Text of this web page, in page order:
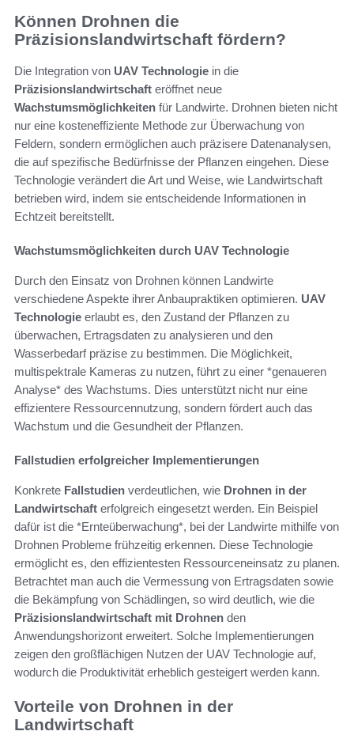
Können Drohnen die
Präzisionslandwirtschaft fördern?
Die Integration von UAV Technologie in die
Präzisionslandwirtschaft eröffnet neue
Wachstumsmöglichkeiten für Landwirte. Drohnen bieten nicht
nur eine kosteneffiziente Methode zur Überwachung von
Feldern, sondern ermöglichen auch präzisere Datenanalysen,
die auf spezifische Bedürfnisse der Pflanzen eingehen. Diese
Technologie verändert die Art und Weise, wie Landwirtschaft
betrieben wird, indem sie entscheidende Informationen in
Echtzeit bereitstellt.
Wachstumsmöglichkeiten durch UAV Technologie
Durch den Einsatz von Drohnen können Landwirte
verschiedene Aspekte ihrer Anbaupraktiken optimieren. UAV
Technologie erlaubt es, den Zustand der Pflanzen zu
überwachen, Ertragsdaten zu analysieren und den
Wasserbedarf präzise zu bestimmen. Die Möglichkeit,
multispektrale Kameras zu nutzen, führt zu einer *genaueren
Analyse* des Wachstums. Dies unterstützt nicht nur eine
effizientere Ressourcennutzung, sondern fördert auch das
Wachstum und die Gesundheit der Pflanzen.
Fallstudien erfolgreicher Implementierungen
Konkrete Fallstudien verdeutlichen, wie Drohnen in der
Landwirtschaft erfolgreich eingesetzt werden. Ein Beispiel
dafür ist die *Ernteüberwachung*, bei der Landwirte mithilfe von
Drohnen Probleme frühzeitig erkennen. Diese Technologie
ermöglicht es, den effizientesten Ressourceneinsatz zu planen.
Betrachtet man auch die Vermessung von Ertragsdaten sowie
die Bekämpfung von Schädlingen, so wird deutlich, wie die
Präzisionslandwirtschaft mit Drohnen den
Anwendungshorizont erweitert. Solche Implementierungen
zeigen den großflächigen Nutzen der UAV Technologie auf,
wodurch die Produktivität erheblich gesteigert werden kann.
Vorteile von Drohnen in der
Landwirtschaft